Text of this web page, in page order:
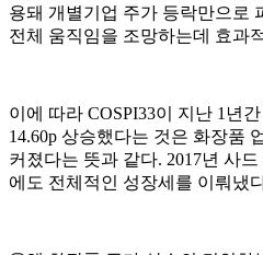
용돼 개별기업 주가 등락만으로
전체 움직임을 조망하는데 효과
이에 따라 COSPI33이 지난 1년간
14.60p 상승했다는 것은 화장품
커졌다는 뜻과 같다. 2017년 사
에도 전체적인 성장세를 이뤄냈